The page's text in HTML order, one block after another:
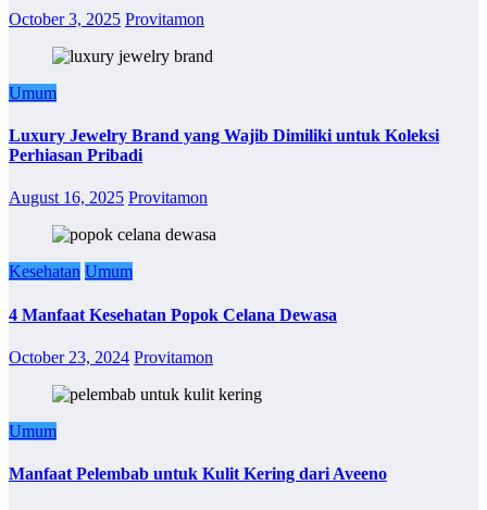
October 3, 2025 Provitamon
Umum
Luxury Jewelry Brand yang Wajib Dimiliki untuk Koleksi
Perhiasan Pribadi
August 16, 2025 Provitamon
Kesehatan Umum
4 Manfaat Kesehatan Popok Celana Dewasa
October 23, 2024 Provitamon
Umum
Manfaat Pelembab untuk Kulit Kering dari Aveeno